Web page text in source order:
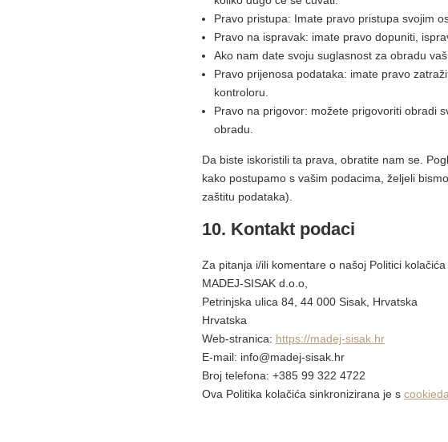
Pravo pristupa: Imate pravo pristupa svojim
Pravo na ispravak: imate pravo dopuniti,
Ako nam date svoju suglasnost za obradu
Pravo prijenosa podataka: imate pravo
kontroloru.
Pravo na prigovor: možete prigovoriti obradi
obradu.
Da biste iskoristili ta prava, obratite nam se.
kako postupamo s vašim podacima, željeli
zaštitu podataka).
10. Kontakt podaci
Za pitanja i/ili komentare o našoj Politici
MADEJ-SISAK d.o.o,
Petrinjska ulica 84, 44 000 Sisak, Hrvatska
Hrvatska
Web-stranica: https://madej-sisak.hr
E-mail: info@madej-sisak.hr
Broj telefona: +385 99 322 4722
Ova Politika kolačića sinkronizirana je s